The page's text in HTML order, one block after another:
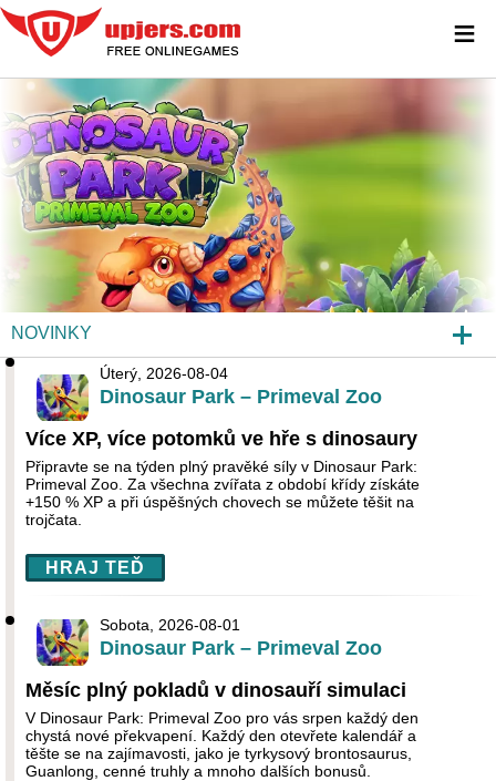
DINOSAUR PARK – PRIMEVAL ZOO
NOVINKY
NÁHLEDY HER
ČKO
Úterý, 2026-08-04
Dinosaur Park – Primeval Zoo
Více XP, více potomků ve hře s dinosaury
Připravte se na týden plný pravěké síly v Dinosaur Park:
Primeval Zoo. Za všechna zvířata z období křídy získáte
+150 % XP a při úspěšných chovech se můžete těšit na
trojčata.
HRAJ TEĎ
Sobota, 2026-08-01
Dinosaur Park – Primeval Zoo
Měsíc plný pokladů v dinosauří simulaci
V Dinosaur Park: Primeval Zoo pro vás srpen každý den
chystá nové překvapení. Každý den otevřete kalendář a
těšte se na zajímavosti, jako je tyrkysový brontosaurus,
Guanlong, cenné truhly a mnoho dalších bonusů.
≡